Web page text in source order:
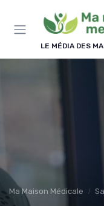
LE MÉDIA DES
Ma Maison Médicale